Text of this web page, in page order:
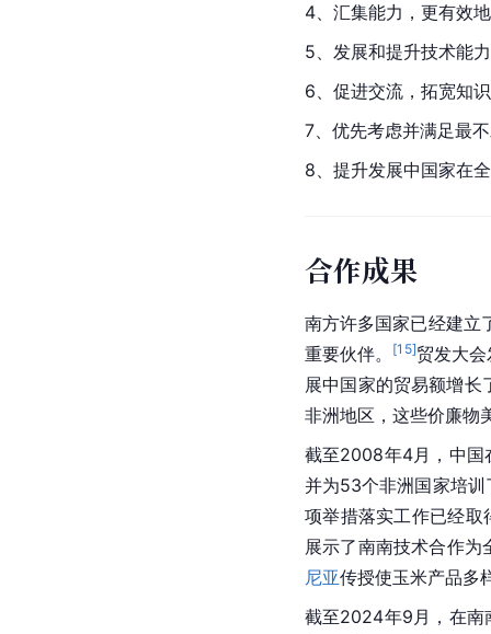
4、汇集能力，更有效
5、发展和提升技术能
6、促进交流，拓宽知
7、优先考虑并满足最
8、提升发展中国家在
合作成果
南方许多国家已经建立
重要伙伴。
[15]贸发大
展中国家的贸易额增
非洲地区，这些价廉物
截至2008年4月，中国
并为53个非洲国家培
项举措落实工作已经取
展示了南南技术合作
尼亚传授使玉米产品多
截至2024年9月，在南